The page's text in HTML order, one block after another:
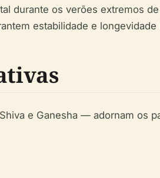
durante os verões extremos de
estabilidade e longevidade
e Ganesha — adornam os